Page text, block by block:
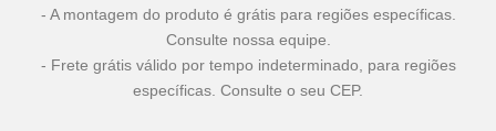
- A montagem do produto é grátis para regiões específicas.
Consulte nossa equipe.
- Frete grátis válido por tempo indeterminado, para regiões
específicas. Consulte o seu CEP.